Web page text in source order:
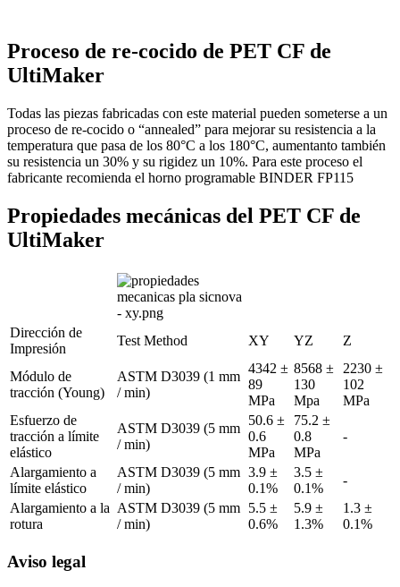
Proceso de re-cocido de PET CF de
UltiMaker
Todas las piezas fabricadas con este material pueden someterse a un
proceso de re-cocido o “annealed” para mejorar su resistencia a la
temperatura que pasa de los 80°C a los 180°C, aumentanto también
su resistencia un 30% y su rigidez un 10%. Para este proceso el
fabricante recomienda el horno programable BINDER FP115
Propiedades mecánicas del PET CF de
UltiMaker
Dirección de
Impresión
Test Method XY YZ Z
Módulo de
tracción (Young)
ASTM D3039 (1 mm
/ min)
4342 ±
89
MPa
8568 ±
130
Mpa
2230 ±
102
MPa
Esfuerzo de
tracción a límite
elástico
ASTM D3039 (5 mm
/ min)
50.6 ±
0.6
MPa
75.2 ±
0.8
MPa
-
Alargamiento a
límite elástico
ASTM D3039 (5 mm
/ min)
3.9 ±
0.1%
3.5 ±
0.1%
-
Alargamiento a la
rotura
ASTM D3039 (5 mm
/ min)
5.5 ±
0.6%
5.9 ±
1.3%
1.3 ±
0.1%
Aviso legal